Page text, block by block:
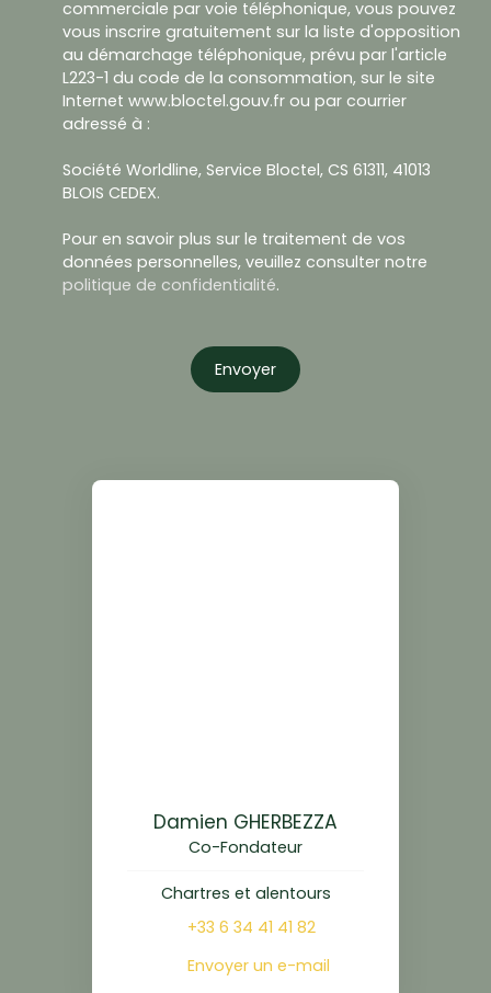
commerciale par voie téléphonique, vous pouvez
vous inscrire gratuitement sur la liste d'opposition
au démarchage téléphonique, prévu par l'article
L223-1 du code de la consommation, sur le site
Internet www.bloctel.gouv.fr ou par courrier
adressé à :
Société Worldline, Service Bloctel, CS 61311, 41013
BLOIS CEDEX.
Pour en savoir plus sur le traitement de vos
données personnelles, veuillez consulter notre
politique de confidentialité.
Envoyer
Damien GHERBEZZA
Co-Fondateur
Chartres et alentours
+33 6 34 41 41 82
Envoyer un e-mail